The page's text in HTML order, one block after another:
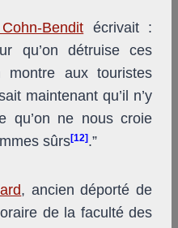
Bendit écrivait :
qu’on détruise ces
montre aux touristes
maintenant qu’il n’y
qu’on ne nous croie
sûrs[12].”
, ancien déporté de
de la faculté des